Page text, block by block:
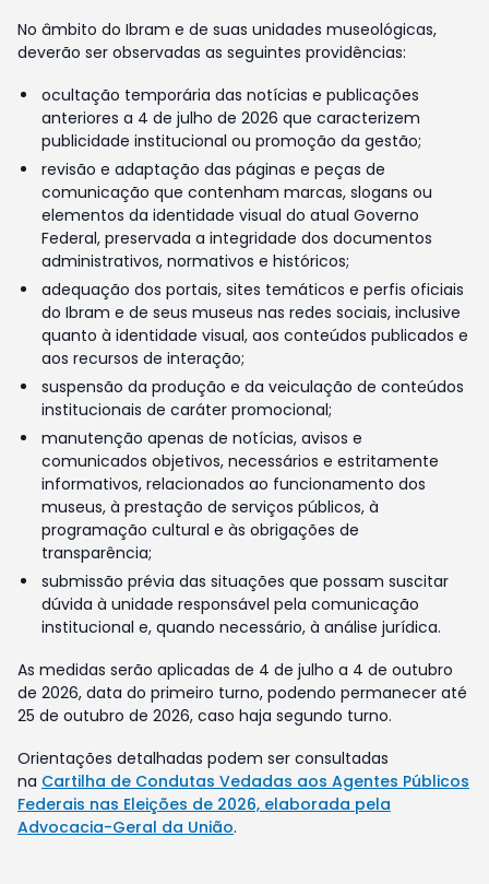
No âmbito do Ibram e de suas unidades museológicas,
deverão ser observadas as seguintes providências:
ocultação temporária das notícias e publicações
anteriores a 4 de julho de 2026 que caracterizem
publicidade institucional ou promoção da gestão;
revisão e adaptação das páginas e peças de
comunicação que contenham marcas, slogans ou
elementos da identidade visual do atual Governo
Federal, preservada a integridade dos documentos
administrativos, normativos e históricos;
adequação dos portais, sites temáticos e perfis oficiais
do Ibram e de seus museus nas redes sociais, inclusive
quanto à identidade visual, aos conteúdos publicados e
aos recursos de interação;
suspensão da produção e da veiculação de conteúdos
institucionais de caráter promocional;
manutenção apenas de notícias, avisos e
comunicados objetivos, necessários e estritamente
informativos, relacionados ao funcionamento dos
museus, à prestação de serviços públicos, à
programação cultural e às obrigações de
transparência;
submissão prévia das situações que possam suscitar
dúvida à unidade responsável pela comunicação
institucional e, quando necessário, à análise jurídica.
As medidas serão aplicadas de 4 de julho a 4 de outubro
de 2026, data do primeiro turno, podendo permanecer até
25 de outubro de 2026, caso haja segundo turno.
Orientações detalhadas podem ser consultadas
na Cartilha de Condutas Vedadas aos Agentes Públicos
Federais nas Eleições de 2026, elaborada pela
Advocacia-Geral da União.